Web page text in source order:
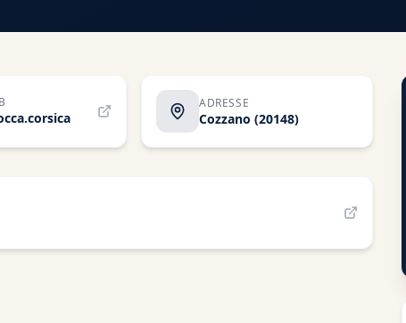
ADRESSE
Cozzano (20148)